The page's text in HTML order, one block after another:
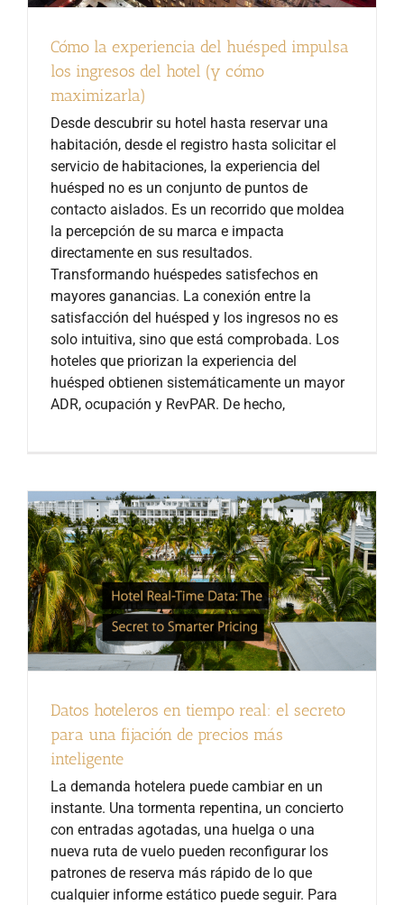
Cómo la experiencia del huésped impulsa
los ingresos del hotel (y cómo
maximizarla)
Desde descubrir su hotel hasta reservar una
habitación, desde el registro hasta solicitar el
servicio de habitaciones, la experiencia del
huésped no es un conjunto de puntos de
contacto aislados. Es un recorrido que moldea
la percepción de su marca e impacta
directamente en sus resultados.
Transformando huéspedes satisfechos en
mayores ganancias. La conexión entre la
satisfacción del huésped y los ingresos no es
solo intuitiva, sino que está comprobada. Los
hoteles que priorizan la experiencia del
huésped obtienen sistemáticamente un mayor
ADR, ocupación y RevPAR. De hecho,
Datos hoteleros en tiempo real: el secreto
para una fijación de precios más
inteligente
La demanda hotelera puede cambiar en un
instante. Una tormenta repentina, un concierto
con entradas agotadas, una huelga o una
nueva ruta de vuelo pueden reconfigurar los
patrones de reserva más rápido de lo que
cualquier informe estático puede seguir. Para